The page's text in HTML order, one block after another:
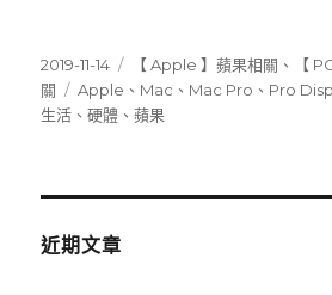
發
佈
日
2019-11-14
分
類
【 Apple 】蘋果相關 、
【
關
標
籤
Apple 、 Mac 、 Mac Pro 、 Pro
生活 、硬體 、蘋果
近期文章